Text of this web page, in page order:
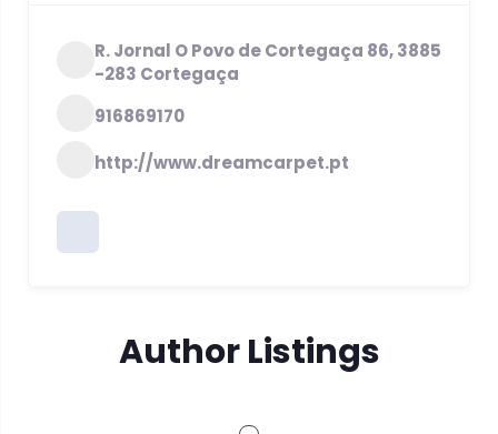
R. Jornal O Povo de Cortegaça 86, 3885
-283 Cortegaça
916869170
http://www.dreamcarpet.pt
Author Listings